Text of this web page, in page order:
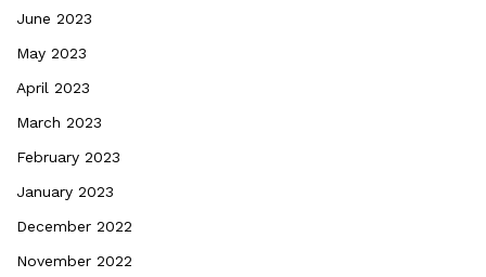
June 2023
May 2023
April 2023
March 2023
February 2023
January 2023
December 2022
November 2022